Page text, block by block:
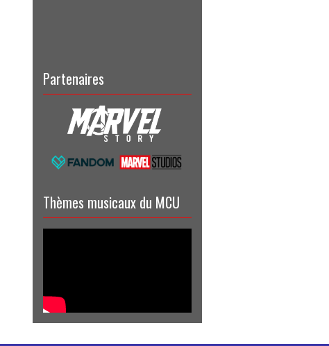
Partenaires
Thèmes musicaux du MCU